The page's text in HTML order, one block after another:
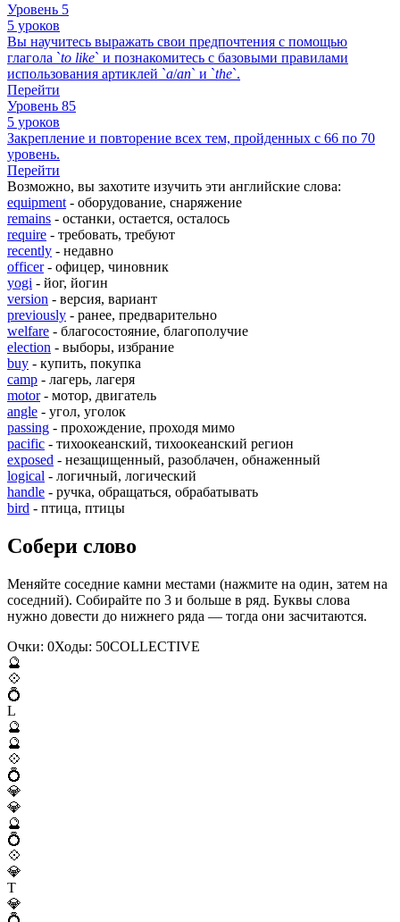
Уровень 5
5 уроков
Вы научитесь выражать свои предпочтения с помощью
глагола `to like` и познакомитесь с базовыми правилами
использования артиклей `a/an` и `the`.
Перейти
Уровень 85
5 уроков
Закрепление и повторение всех тем, пройденных с 66 по 70
уровень.
Перейти
Возможно, вы захотите изучить эти английские слова:
equipment - оборудование, снаряжение
remains - останки, остается, осталось
require - требовать, требуют
recently - недавно
officer- офицер, чиновник
yogi - йог, йогин
version - версия, вариант
previously - ранее, предварительно
welfare - благосостояние, благополучие
election - выборы, избрание
buy - купить, покупка
camp - лагерь, лагеря
motor- мотор, двигатель
angle - угол, уголок
passing - прохождение, проходя мимо
pacific - тихоокеанский, тихоокеанский регион
exposed - незащищенный, разоблачен, обнаженный
logical - логичный, логический
handle - ручка, обращаться, обрабатывать
bird - птица, птицы
Собери слово
Меняйте соседние камни местами (нажмите на один, затем на
соседний). Собирайте по 3 и больше в ряд. Буквы слова
нужно довести до нижнего ряда — тогда они засчитаются.
Очки: 0Ходы: 50COLLECTIVE
🔮
💠
💍
L
🔮
🔮
💠
💍
💎
💎
🔮
💍
💠
💎
T
💎